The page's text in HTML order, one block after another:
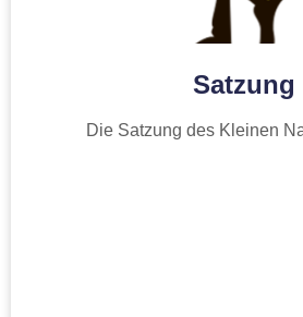
Satzung
Die Satzung des Kleinen